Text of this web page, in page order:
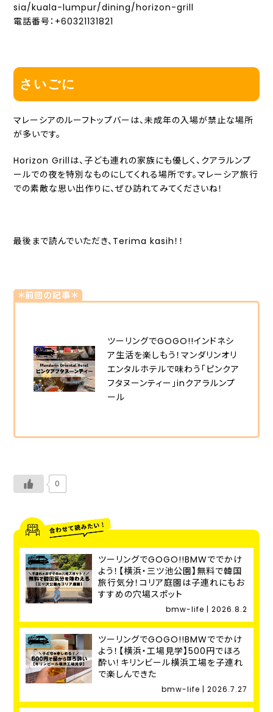
sia/kuala-lumpur/dining/horizon-grill
電話番号：+60321131821
さいごに
マレーシアのルーフトップバーは、未成年の入場が禁止な場所
が多いです。
Horizon Grillは、子ども連れの家族にも優しく、クアラルンプ
ールでの夜を特別なものにしてくれる場所です。マレーシア旅行
での素敵な思い出作りに、ぜひ訪れてみてくださいね！
最後まで読んでいただき、Terima kasih！！
＊前回の記事＊
ツーリングでGOGO!!インドネシ
ア生活を楽しもう！マンダリンオリ
エンタルホテルで味わう「ピンクア
フタヌーンティー」inクアラルンプ
ール
0
ツーリングでGOGO!!BMWででかけ
よう！【横浜・三ツ池公園】無料で韓国
旅行気分！コリア庭園は子連れにもお
すすめの穴場スポット
bmw-life | 2026.8.2
ツーリングでGOGO!!BMWででかけ
よう！【横浜・工場見学】500円でほろ
酔い！キリンビール横浜工場を子連れ
で楽しんできた
bmw-life | 2026.7.27